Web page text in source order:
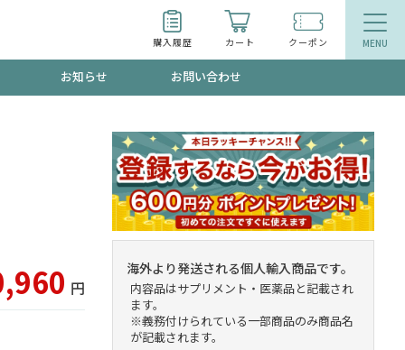
購入履歴 カート クーポン
食品
お得なクーポン"3種類"出現中！今月のスト
！今すぐ使えるクーポンプレゼント中！！
集！限定クーポンも不定期配信
お知らせ お問い合わせ
円
海外より発送される個人輸入商品です。
内容品はサプリメント・医薬品と記載され
ます。
※義務付けられている一部商品のみ商品名
が記載されます。